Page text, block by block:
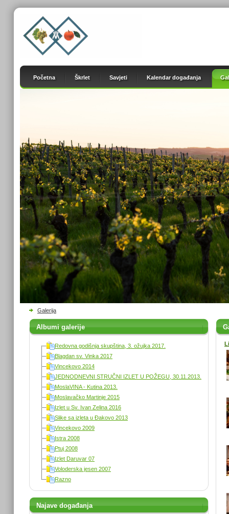
Početna Škrlet Savjeti Kalendar događanja
Galerija
Albumi galerije
Redovna godišnja skupština, 3. ožujka 2017.
Blagdan sv. Vinka 2017
Vincekovo 2014
JEDNODNEVNI STRUČNI IZLET U POŽEGU, 30.11.2013.
MoslaVINA - Kutina 2013.
Moslavačko Martinje 2015
Izlet u Sv. Ivan Zelina 2016
Slike sa izleta u Đakovo 2013
Vincekovo 2009
Istra 2008
Ptuj 2008
Izlet Daruvar 07
Voloderska jesen 2007
Razno
Najave događanja